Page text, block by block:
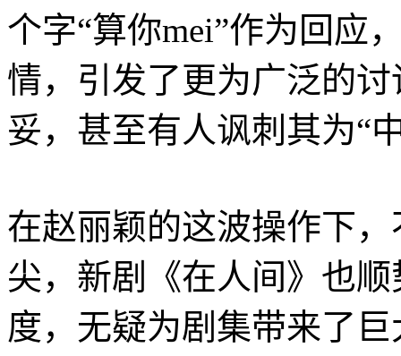
个字“算你mei”作为回应
情，引发了更为广泛的
妥，甚至有人讽刺其为“
在赵丽颖的这波操作下
尖，新剧《在人间》也
度，无疑为剧集带来了